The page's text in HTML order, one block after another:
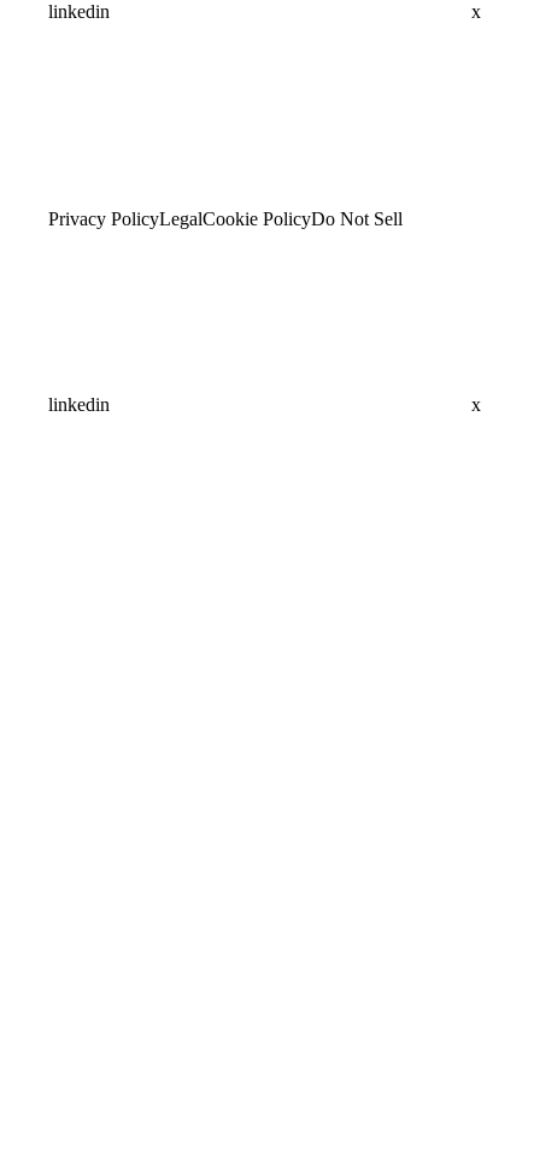
linkedin x
Privacy PolicyLegalCookie PolicyDo Not Sell
linkedin x